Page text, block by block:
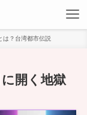
は？台湾都市伝説
開く地獄